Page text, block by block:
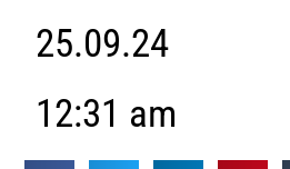
25.09.24
12:31 am